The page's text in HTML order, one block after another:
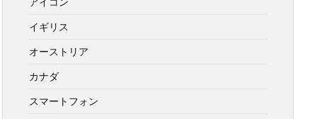
イギリス
オーストリア
カナダ
スマートフォン